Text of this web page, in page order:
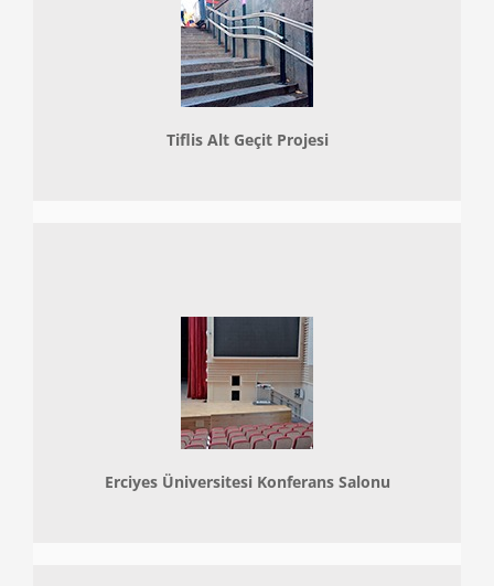
Tiflis Alt Geçit Projesi
Erciyes Üniversitesi Konferans Salonu